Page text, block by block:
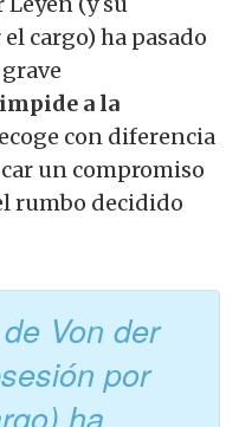
cargo) ha pasado
impide a la
con diferencia
un compromiso
rumbo decidido
Von der
por
ha